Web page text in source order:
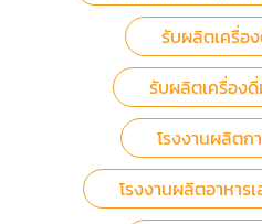
รับผลิตเครื่อ
รับผลิตเครื่อง
โรงงานผลิต
โรงงานผลิตอาหาร